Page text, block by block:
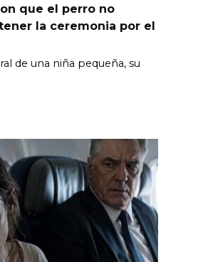
que el perro no
la ceremonia por el
de una niña pequeña, su